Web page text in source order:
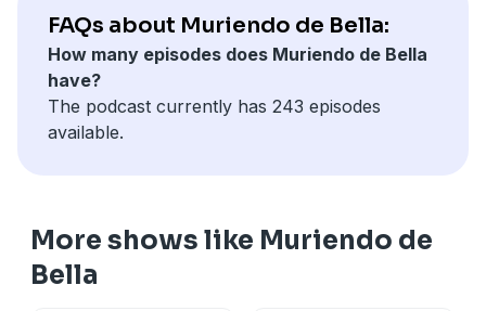
Tik Tok
https://vm.tiktok.com/ZMJE93kQP/
FAQs about Muriendo de Bella:
How many episodes does Muriendo de Bella
have?
The podcast currently has 243 episodes
available.
More shows like Muriendo de
Bella